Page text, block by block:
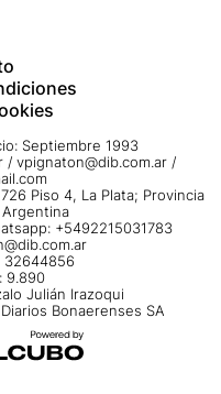
Septiembre 1993
/ vpignaton@dib.com.ar /
Piso 4, La Plata; Provincia
+5492215031783
32644856
9.890
Julián Irazoqui
Bonaerenses SA